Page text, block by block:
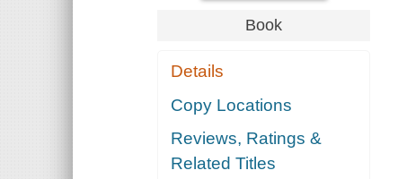
Book
Details
Copy Locations
Reviews, Ratings &
Related Titles